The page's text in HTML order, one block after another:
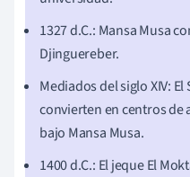
1327 d.C.: Mansa Musa
Djinguereber.
Mediados del siglo XIV:
convierten en centros
bajo Mansa Musa.
1400 d.C.: El jeque El